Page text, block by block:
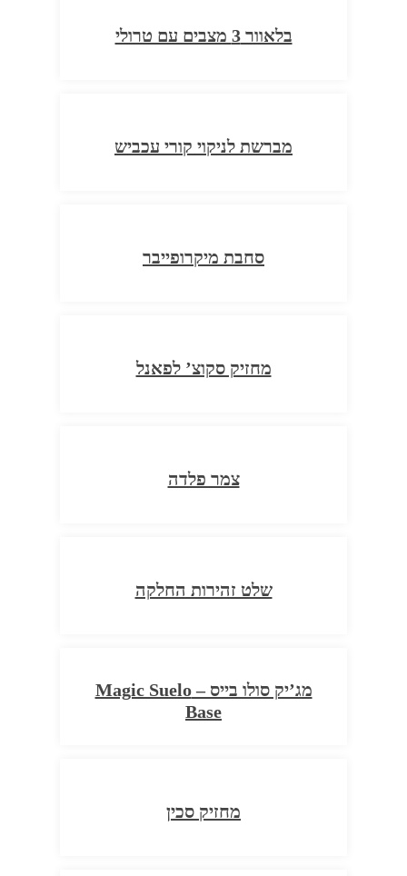
בלאוור 3 מצבים עם טרולי
מברשת לניקוי קורי עכביש
סחבת מיקרופייבר
מחזיק סקוצ’ לפאנל
צמר פלדה
שלט זהירות החלקה
מג’יק סולו בייס – Magic Suelo
Base
מחזיק סכין